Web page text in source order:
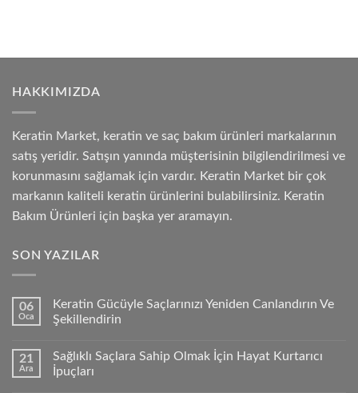
HAKKIMIZDA
Keratin Market, keratin ve saç bakım ürünleri markalarının
satış yeridir. Satışın yanında müşterisinin bilgilendirilmesi ve
korunmasını sağlamak için vardır. Keratin Market bir çok
markanın kaliteli keratin ürünlerini bulabilirsiniz. Keratin
Bakım Ürünleri için başka yer aramayın.
SON YAZILAR
06
Oca
Keratin Gücüyle Saçlarınızı Yeniden Canlandırın Ve
Şekillendirin
21
Ara
Sağlıklı Saçlara Sahip Olmak İçin Hayat Kurtarıcı
İpuçları